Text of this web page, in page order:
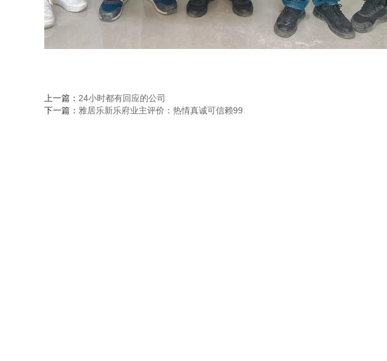
上一篇： 24小时都有回应的公司
下一篇： 雅居乐新乐府业主评价：热情真诚可信赖99